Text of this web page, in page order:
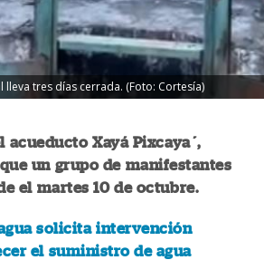
tres días cerrada. (Foto: Cortesía)
acueducto Xayá Pixcaya´,
un grupo de manifestantes
el martes 10 de octubre.
solicita intervención
el suministro de agua